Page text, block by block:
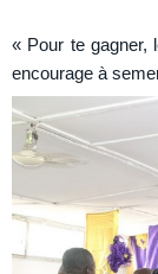
« Pour te gagner,
encourage à